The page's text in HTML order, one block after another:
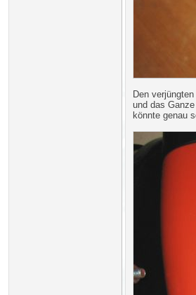
Den
und das
könnte genau